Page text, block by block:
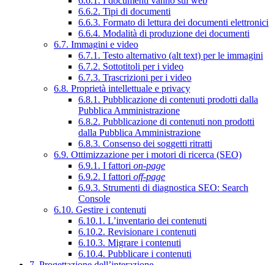
6.6.2. Tipi di documenti
6.6.3. Formato di lettura dei documenti elettronici
6.6.4. Modalità di produzione dei documenti
6.7. Immagini e video
6.7.1. Testo alternativo (alt text) per le immagini
6.7.2. Sottotitoli per i video
6.7.3. Trascrizioni per i video
6.8. Proprietà intellettuale e privacy
6.8.1. Pubblicazione di contenuti prodotti dalla
Pubblica Amministrazione
6.8.2. Pubblicazione di contenuti non prodotti
dalla Pubblica Amministrazione
6.8.3. Consenso dei soggetti ritratti
6.9. Ottimizzazione per i motori di ricerca (SEO)
6.9.1. I fattori on-page
6.9.2. I fattori off-page
6.9.3. Strumenti di diagnostica SEO: Search
Console
6.10. Gestire i contenuti
6.10.1. L’inventario dei contenuti
6.10.2. Revisionare i contenuti
6.10.3. Migrare i contenuti
6.10.4. Pubblicare i contenuti